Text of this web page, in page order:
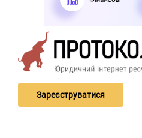
Зареєструватися